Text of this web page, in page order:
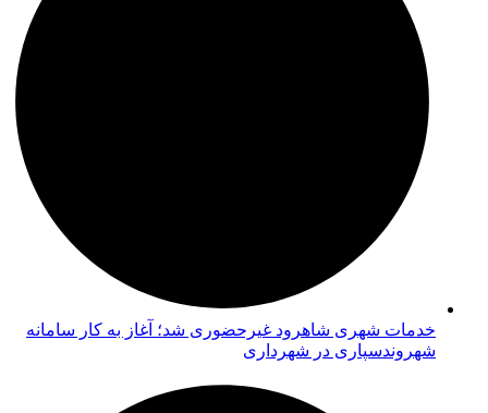
خدمات شهری شاهرود غیرحضوری شد؛ آغاز به کار سامانه
شهروندسپاری در شهرداری